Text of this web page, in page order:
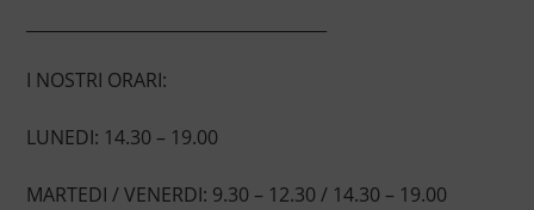
I NOSTRI ORARI:
LUNEDI: 14.30 – 19.00
MARTEDI / VENERDI: 9.30 – 12.30 / 14.30 – 19.00